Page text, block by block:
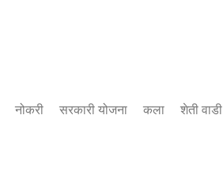
नोकरी सरकारी योजना कला शेती वाडी